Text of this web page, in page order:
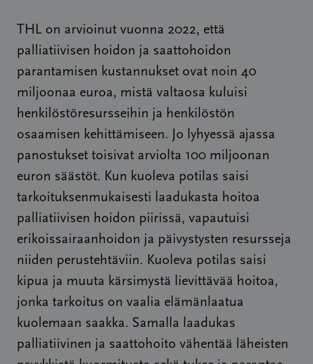
THL on arvioinut vuonna 2022, että
palliatiivisen hoidon ja saattohoidon
parantamisen kustannukset ovat noin 40
miljoonaa euroa, mistä valtaosa kuluisi
henkilöstöresursseihin ja henkilöstön
osaamisen kehittämiseen. Jo lyhyessä ajassa
panostukset toisivat arviolta 100 miljoonan
euron säästöt. Kun kuoleva potilas saisi
tarkoituksenmukaisesti laadukasta hoitoa
palliatiivisen hoidon piirissä, vapautuisi
erikoissairaanhoidon ja päivystysten resursseja
niiden perustehtäviin. Kuoleva potilas saisi
kipua ja muuta kärsimystä lievittävää hoitoa,
jonka tarkoitus on vaalia elämänlaatua
kuolemaan saakka. Samalla laadukas
palliatiivinen ja saattohoito vähentää läheisten